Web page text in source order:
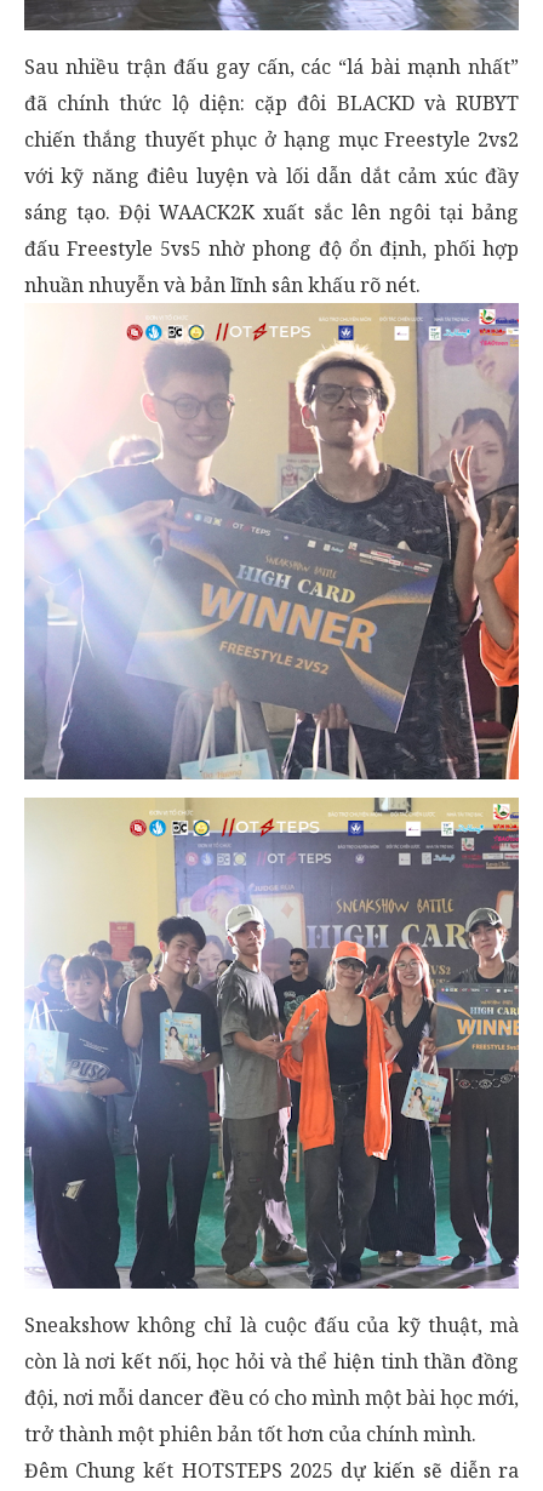
Sau nhiều trận đấu gay cấn, các “lá bài mạnh nhất”
đã chính thức lộ diện: cặp đôi BLACKD và RUBYT
chiến thắng thuyết phục ở hạng mục Freestyle 2vs2
với kỹ năng điêu luyện và lối dẫn dắt cảm xúc đầy
sáng tạo. Đội WAACK2K xuất sắc lên ngôi tại bảng
đấu Freestyle 5vs5 nhờ phong độ ổn định, phối hợp
nhuần nhuyễn và bản lĩnh sân khấu rõ nét.
Sneakshow không chỉ là cuộc đấu của kỹ thuật, mà
còn là nơi kết nối, học hỏi và thể hiện tinh thần đồng
đội, nơi mỗi dancer đều có cho mình một bài học mới,
trở thành một phiên bản tốt hơn của chính mình.
Đêm Chung kết HOTSTEPS 2025 dự kiến sẽ diễn ra